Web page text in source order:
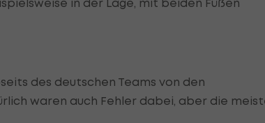
in der Lage, mit beiden Füßen
des deutschen Teams von den
waren auch Fehler dabei, aber die